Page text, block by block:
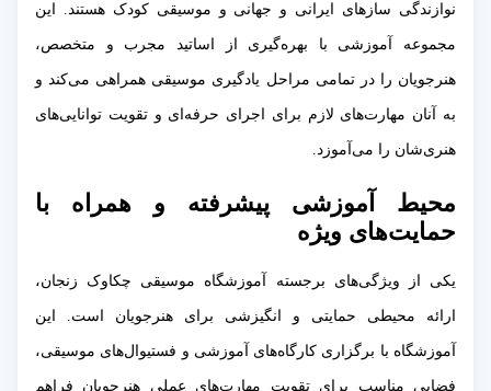
نوازندگی سازهای ایرانی و جهانی و موسیقی کودک هستند. این
مجموعه آموزشی با بهره‌گیری از اساتید مجرب و متخصص،
هنرجویان را در تمامی مراحل یادگیری موسیقی همراهی می‌کند و
به آنان مهارت‌های لازم برای اجرای حرفه‌ای و تقویت توانایی‌های
هنری‌شان را می‌آموزد.
محیط آموزشی پیشرفته و همراه با
حمایت‌های ویژه
یکی از ویژگی‌های برجسته آموزشگاه موسیقی چکاوک زنجان،
ارائه محیطی حمایتی و انگیزشی برای هنرجویان است. این
آموزشگاه با برگزاری کارگاه‌های آموزشی و فستیوال‌های موسیقی،
فضایی مناسب برای تقویت مهارت‌های عملی هنرجویان فراهم